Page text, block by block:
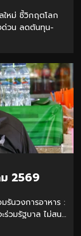
ใหม่ ชี้วิกฤตโลก
ด่วน ลดต้นทุน-
2569
รันวงการอาหาร :
ร่วมรัฐบาล ไม่สน...